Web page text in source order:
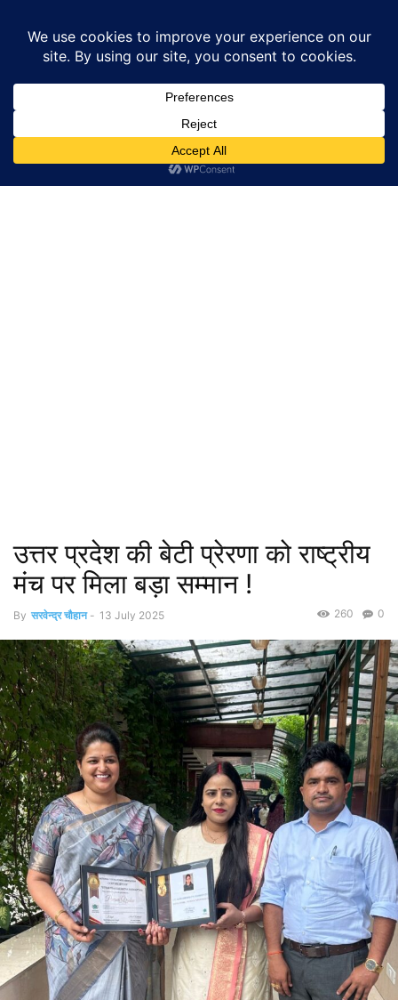
मिला बड़ा सम्मान...
उत्तर प्रदेश की बेटी प्रेरणा को राष्ट्रीय
मंच पर मिला बड़ा सम्मान !
By सरवेन्द्र चौहान - 13 July 2025 0
260